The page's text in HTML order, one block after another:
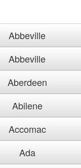
Abbeville
Abbeville
Aberdeen
Abilene
Accomac
Ada